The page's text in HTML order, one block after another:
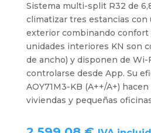
Sistema multi-split R32 de
climatizar tres estancias con
exterior combinando confort
unidades interiores KN son
de ancho) y disponen de Wi-
controlarse desde App. Su
AOY71M3-KB (A++/A+)
viviendas y pequeñas